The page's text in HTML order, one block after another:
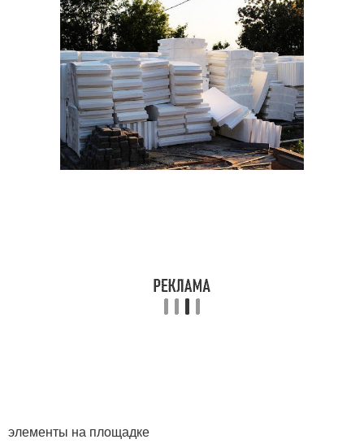
элементы на площадке